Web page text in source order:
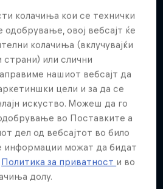
Swimming
Martinique to St Lucia
Bull X-Alps
колачиња кои се технички
одобрување, овој вебсајт ќе
колачиња (вклучувајќи
или слични
нашиот вебсајт да
цели и за да се
искуство. Можеш да го
во Поставките а
дел од вебсајтот во било
информации можат да бидат
Политика за приватност и во
долу.